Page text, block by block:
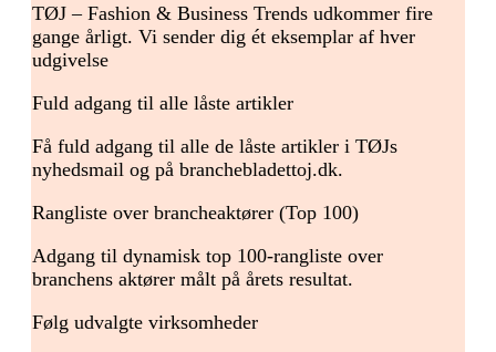
TØJ – Fashion & Business Trends udkommer fire
gange årligt. Vi sender dig ét eksemplar af hver
udgivelse
Fuld adgang til alle låste artikler
Få fuld adgang til alle de låste artikler i TØJs
nyhedsmail og på branchebladettoj.dk.
Rangliste over brancheaktører (Top 100)
Adgang til dynamisk top 100-rangliste over
branchens aktører målt på årets resultat.
Følg udvalgte virksomheder